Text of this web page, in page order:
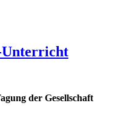
Unterricht
der Gesellschaft